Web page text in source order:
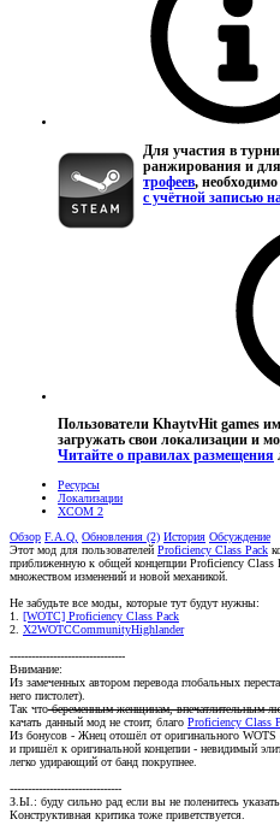
Для участия в
ранжирования и
трофеев, необходимо
с учётной записью
Пользователи KhaytvHit games
загружать свои локализации и
Читайте о правилах размещения
Ресурсы
Локализации
XCOM 2
Обзор F.A.Q, Обновления (2) История Обсуждение
Этот мод для пользователей Proficiency Class Pack
приближенную к общей концепции Proficiency Class
множеством изменений и новой механикой.
Не забудьте все моды, которые тут будут нужны:
1. [WOTC] Proficiency Class Pack
2. X2WOTCCommunityHighlander
--------------------------------
Внимание:
Из замеченных автором перевода глобальных
него пистолет).
Так чтобеременным женщинам, впечатлительным
качать данный мод не стоит, благо Proficiency Class
Из бонусов - Жнец отошёл от оригинального
и пришёл к оригинальной концепии - невидимый
легко удирающий от банд покрупнее.
-------------------------------
З.Ы.: буду сильно рад если вы не поленитесь
Конструктивная критика тоже приветствуется.